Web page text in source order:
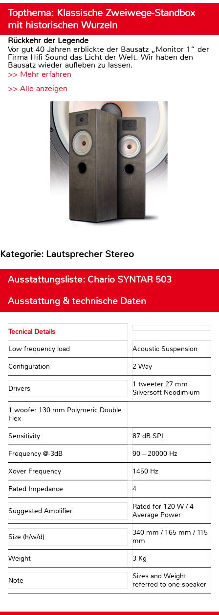
Topthema: Klassische Zweiwege-Standbox
mit historischen Wurzeln
Rückkehr der Legende
Vor gut 40 Jahren erblickte der Bausatz „Monitor 1“ der
Firma Hifi Sound das Licht der Welt. Wir haben den
Bausatz wieder aufleben zu lassen.
>> Mehr erfahren
>> Alle anzeigen
Kategorie: Lautsprecher Stereo
Ausstattungsliste: Chario SYNTAR 503
Ausstattung & technische Daten
Tecnical Details
Low frequency load Acoustic Suspension
Configuration 2 Way
Drivers
1 tweeter 27 mm
Silversoft Neodimium
1 woofer 130 mm Polymeric Double
Flex
Sensitivity 87 dB SPL
Frequency @-3dB 90 – 20000 Hz
Xover Frequency 1450 Hz
Rated Impedance 4 Ω
Suggested Amplifier
Rated for 120 W / 4Ω
Average Power
Size (h/w/d)
340 mm / 165 mm / 115
mm
Weight 3 Kg
Note
Sizes and Weight
referred to one speaker